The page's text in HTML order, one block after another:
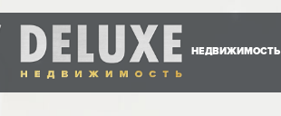
НЕДВИЖИМОСТЬ